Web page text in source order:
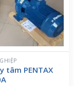
tâm PENTAX